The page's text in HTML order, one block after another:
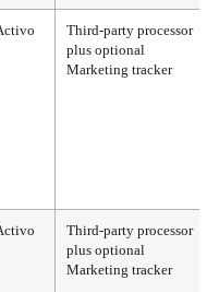
Third-party processor
plus optional
Marketing tracker
Third-party processor
plus optional
Marketing tracker